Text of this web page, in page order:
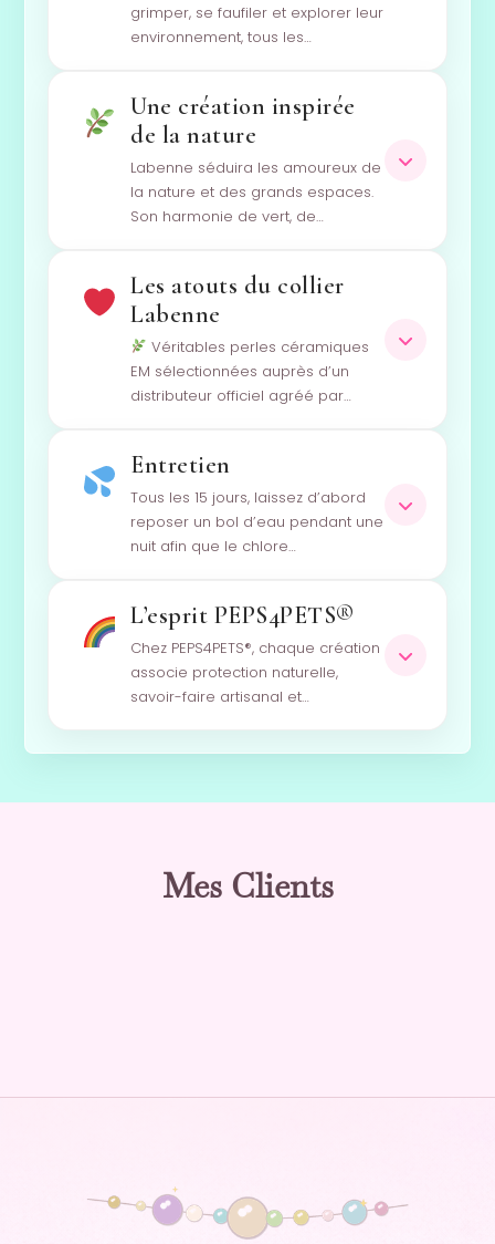
grimper, se faufiler et explorer leur
environnement, tous les…
Une création inspirée
de la nature
Labenne séduira les amoureux de
la nature et des grands espaces.
Son harmonie de vert, de…
Les atouts du collier
Labenne
Véritables perles céramiques
EM sélectionnées auprès d’un
distributeur officiel agréé par…
Entretien
Tous les 15 jours, laissez d’abord
reposer un bol d’eau pendant une
nuit afin que le chlore…
L’esprit PEPS4PETS®
Chez PEPS4PETS®, chaque création
associe protection naturelle,
savoir-faire artisanal et…
Mes Clients